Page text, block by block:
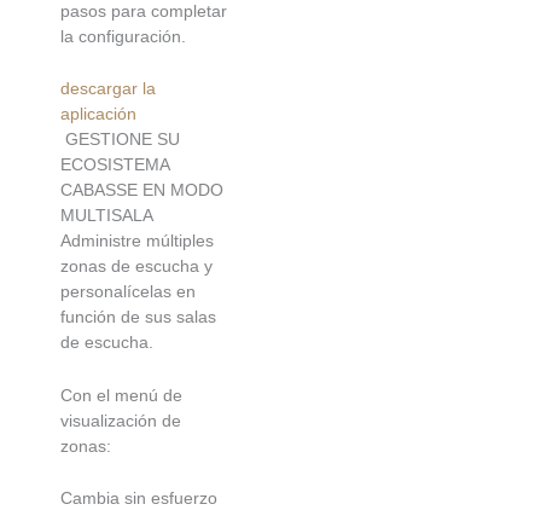
pasos para completar
la configuración.
descargar la
aplicación
GESTIONE SU
ECOSISTEMA
CABASSE EN MODO
MULTISALA
Administre múltiples
zonas de escucha y
personalícelas en
función de sus salas
de escucha.
Con el menú de
visualización de
zonas:
Cambia sin esfuerzo